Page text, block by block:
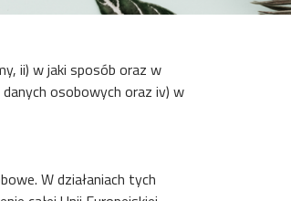
ii) w jaki sposób oraz w
osobowych oraz iv) w
W działaniach tych